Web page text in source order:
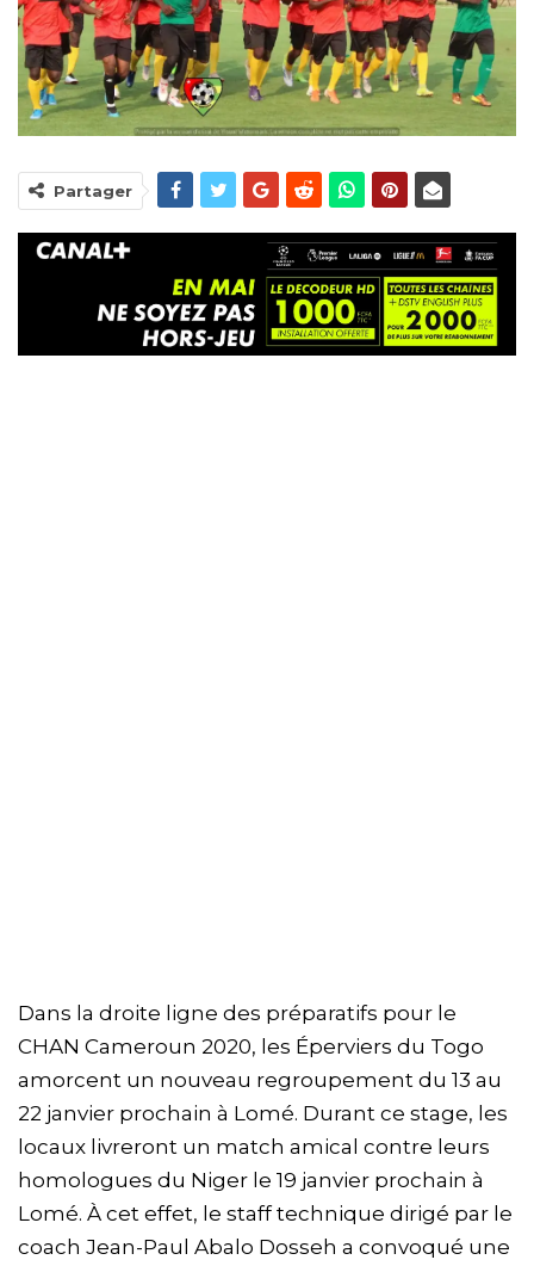
Partager
Dans la droite ligne des préparatifs pour le
CHAN Cameroun 2020, les Éperviers du Togo
amorcent un nouveau regroupement du 13 au
22 janvier prochain à Lomé. Durant ce stage, les
locaux livreront un match amical contre leurs
homologues du Niger le 19 janvier prochain à
Lomé. À cet effet, le staff technique dirigé par le
coach Jean-Paul Abalo Dosseh a convoqué une